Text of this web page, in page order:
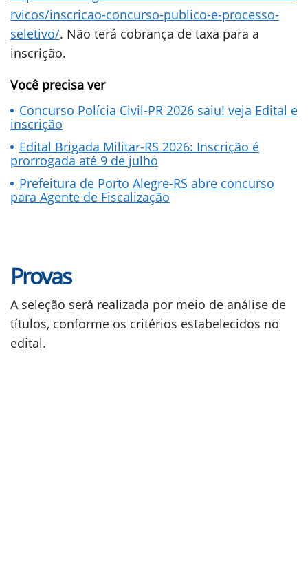
rvicos/inscricao-concurso-publico-e-processo-
seletivo/. Não terá cobrança de taxa para a
inscrição.
Você precisa ver
Concurso Polícia Civil-PR 2026 saiu! veja Edital e
inscrição
Edital Brigada Militar-RS 2026: Inscrição é
prorrogada até 9 de julho
Prefeitura de Porto Alegre-RS abre concurso
para Agente de Fiscalização
Provas
A seleção será realizada por meio de análise de
títulos, conforme os critérios estabelecidos no
edital.